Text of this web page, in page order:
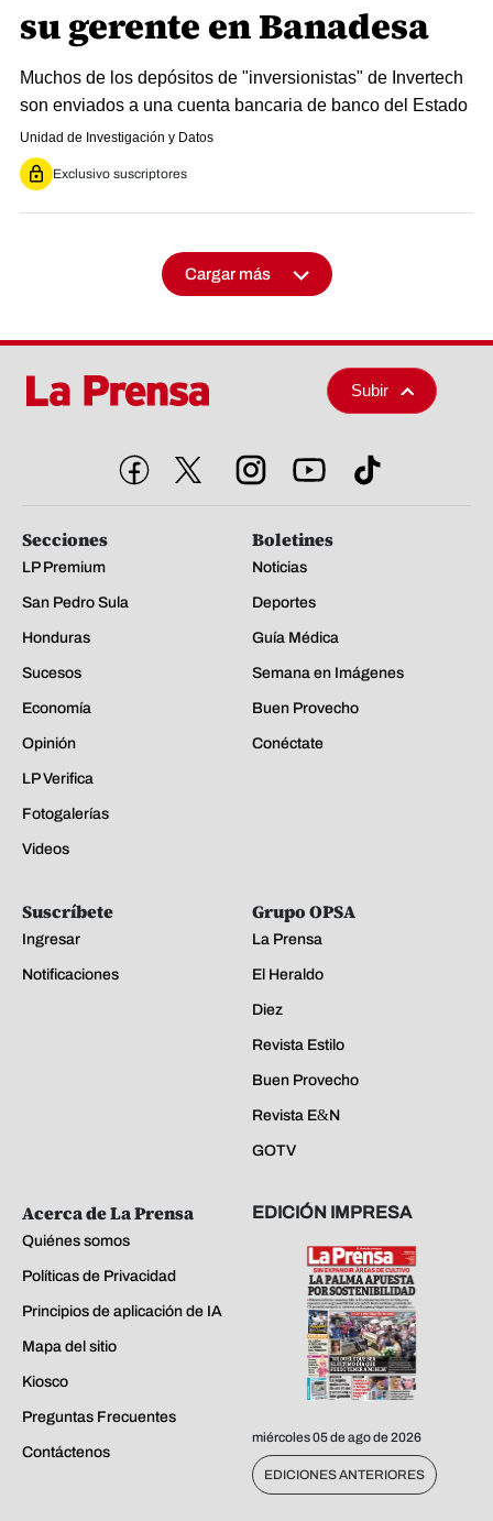
su gerente en Banadesa
Muchos de los depósitos de "inversionistas" de Invertech
son enviados a una cuenta bancaria de banco del Estado
Unidad de Investigación y Datos
Exclusivo suscriptores
Cargar más
Subir
Secciones
LP Premium
San Pedro Sula
Honduras
Sucesos
Economía
Opinión
LP Verifica
Fotogalerías
Videos
Boletines
Noticias
Deportes
Guía Médica
Semana en Imágenes
Buen Provecho
Conéctate
Suscríbete
Ingresar
Notificaciones
Grupo OPSA
La Prensa
El Heraldo
Diez
Revista Estilo
Buen Provecho
Revista E&N
GOTV
Acerca de La Prensa
Quiénes somos
Políticas de Privacidad
Principios de aplicación de IA
Mapa del sitio
Kiosco
Preguntas Frecuentes
Contáctenos
EDICIÓN IMPRESA
miércoles 05 de ago de 2026
EDICIONES ANTERIORES